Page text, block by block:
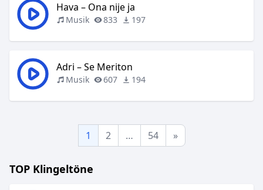
Hava – Ona nije ja
Musik 833 197
Adri – Se Meriton
Musik 607 194
1 2 … 54 »
TOP Klingeltöne